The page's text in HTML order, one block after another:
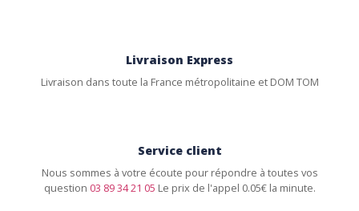
Livraison Express
Livraison dans toute la France métropolitaine et DOM TOM
Service client
Nous sommes à votre écoute pour répondre à toutes vos
question 03 89 34 21 05 Le prix de l'appel 0.05€ la minute.